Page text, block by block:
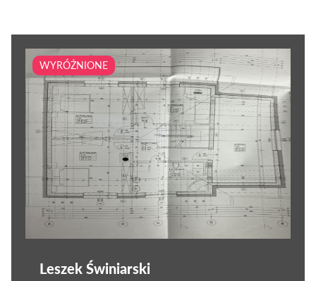
WYRÓŻNIONE
Leszek Świniarski